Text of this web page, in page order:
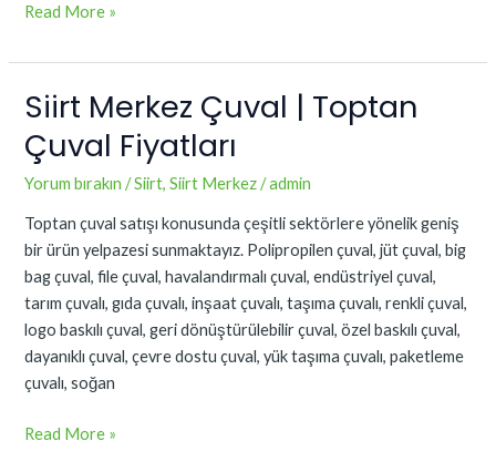
Read More »
Siirt Merkez Çuval | Toptan
Çuval Fiyatları
Yorum bırakın /Siirt,Siirt Merkez/admin
Toptan çuval satışı konusunda çeşitli sektörlere yönelik geniş
bir ürün yelpazesi sunmaktayız. Polipropilen çuval, jüt çuval, big
bag çuval, file çuval, havalandırmalı çuval, endüstriyel çuval,
tarım çuvalı, gıda çuvalı, inşaat çuvalı, taşıma çuvalı, renkli çuval,
logo baskılı çuval, geri dönüştürülebilir çuval, özel baskılı çuval,
dayanıklı çuval, çevre dostu çuval, yük taşıma çuvalı, paketleme
çuvalı, soğan
Siirt
Çuval
|
Çuval
Fiyatları
Read More »